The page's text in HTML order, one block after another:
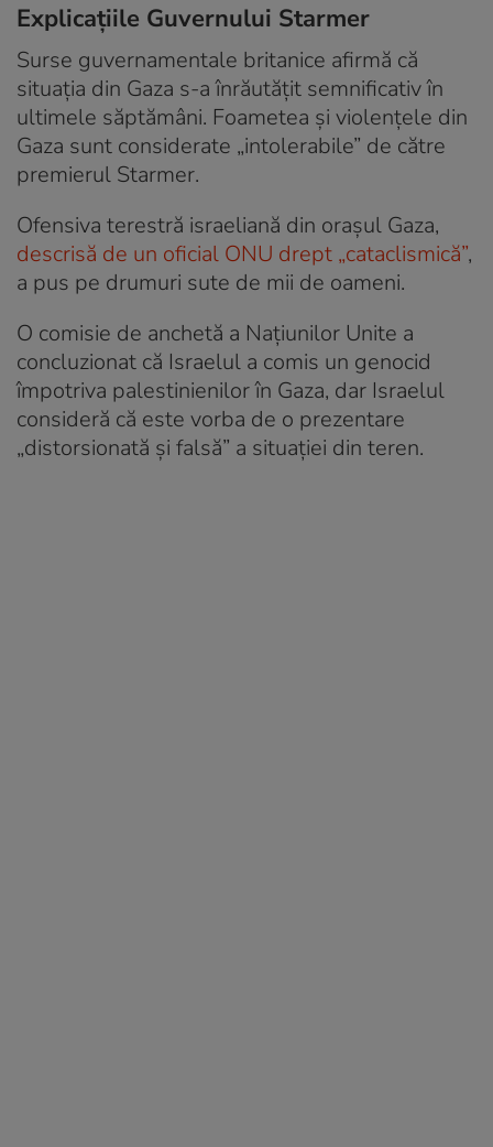
Explicațiile Guvernului Starmer
Surse guvernamentale britanice afirmă că
situaţia din Gaza s-a înrăutăţit semnificativ în
ultimele săptămâni. Foametea şi violenţele din
Gaza sunt considerate „intolerabile” de către
premierul Starmer.
Ofensiva terestră israeliană din orașul Gaza,
descrisă de un oficial ONU drept „cataclismică”,
a pus pe drumuri sute de mii de oameni.
O comisie de anchetă a Naţiunilor Unite a
concluzionat că Israelul a comis un genocid
împotriva palestinienilor în Gaza, dar Israelul
consideră că este vorba de o prezentare
„distorsionată şi falsă” a situației din teren.